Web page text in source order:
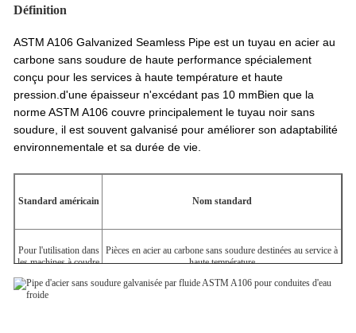
Définition
ASTM A106 Galvanized Seamless Pipe est un tuyau en acier au
carbone sans soudure de haute performance spécialement
conçu pour les services à haute température et haute
pression.d'une épaisseur n'excédant pas 10 mmBien que la
norme ASTM A106 couvre principalement le tuyau noir sans
soudure, il est souvent galvanisé pour améliorer son adaptabilité
environnementale et sa durée de vie.
Standard américain Nom standard
Pour l'utilisation dans
les machines à coudre
Pièces en acier au carbone sans soudure destinées au service à
haute température